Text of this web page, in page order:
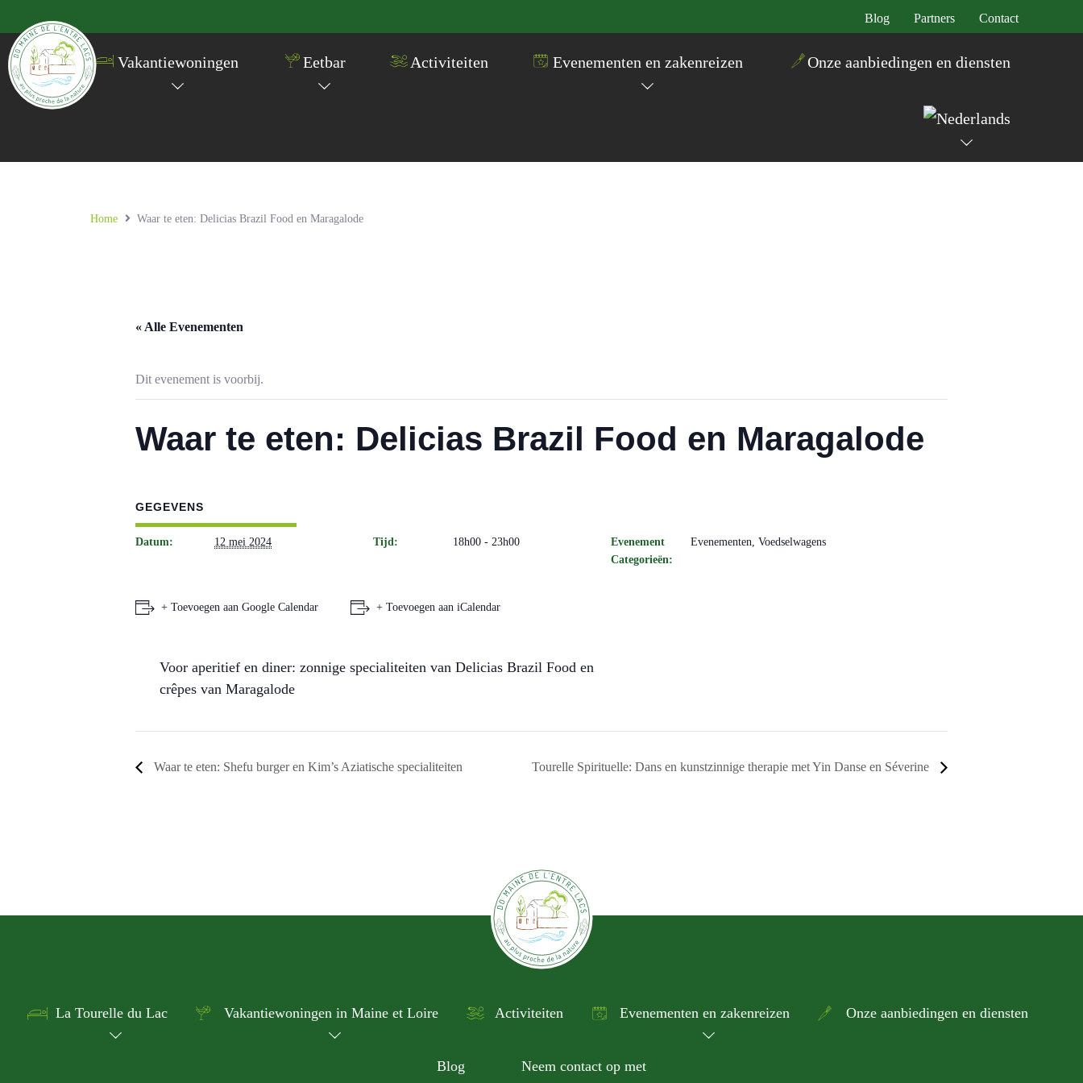
Blog Partners Contact
Vakantiewoningen Eetbar Activiteiten Evenementen en zakenreizen Onze aanbiedingen en diensten
Home Waar te eten: Delicias Brazil Food en Maragalode
« Alle Evenementen
Dit evenement is voorbij.
Waar te eten: Delicias Brazil Food en Maragalode
Voor aperitief en diner: zonnige specialiteiten van Delicias Brazil Food en
crêpes van Maragalode
+ Toevoegen aan Google Calendar + Toevoegen aan iCalendar
GEGEVENS
Datum: 12 mei 2024 Tijd: 18h00 - 23h00
Evenement
Categorieën:
Evenementen, Voedselwagens
Waar te eten: Shefu burger en Kim’s Aziatische specialiteiten Tourelle Spirituelle: Dans en kunstzinnige therapie met Yin Danse en Séverine
La Tourelle du Lac Vakantiewoningen in Maine et Loire Activiteiten Evenementen en zakenreizen Onze aanbiedingen en diensten
Blog Neem contact op met